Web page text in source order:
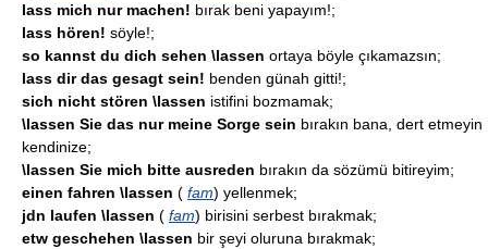
lass mich nur machen! bırak beni yapayım!;
lass hören! söyle!;
so kannst du dich sehen \lassen ortaya böyle çıkamazsın;
lass dir das gesagt sein! benden günah gitti!;
sich nicht stören \lassen istifini bozmamak;
\lassen Sie das nur meine Sorge sein bırakın bana, dert etmeyin
kendinize;
\lassen Sie mich bitte ausreden bırakın da sözümü bitireyim;
einen fahren \lassen ( fam) yellenmek;
jdn laufen \lassen ( fam) birisini serbest bırakmak;
etw geschehen \lassen bir şeyi oluruna bırakmak;